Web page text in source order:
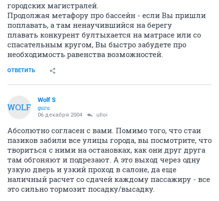
городских магистралей.
Продолжая метафору про бассейн - если Вы пришли
поплавать, а там ненаучившийся на берегу
плавать конкурент бултыхается на матрасе или со
спасательным кругом, Вы быстро забудете про
необходимость равенства возможностей.
ОТВЕТИТЬ
WOLF
Wolf S
guru
06 декабря 2004 ulloi
Абсолютно согласен с вами. Помимо того, что стаи
пазиков забили все улицы города, вы посмотрите, что
твориться с ними на остановках, как они друг друга
там обгоняют и подрезают. А это выход через одну
узкую дверь и узкий проход в салоне, да еще
наличный расчет со сдачей каждому пассажиру - все
это сильно тормозит посадку/высадку.